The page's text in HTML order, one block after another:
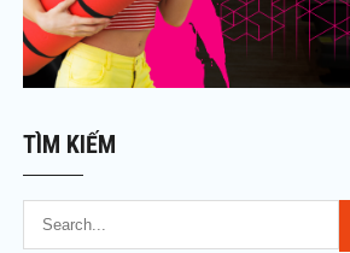
TÌM KIẾM